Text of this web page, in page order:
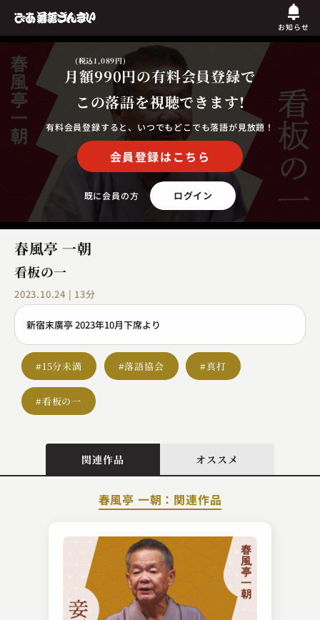
お知らせ
月額990円
(税込1,089円)
の有料会員登録で
この落語を視聴できます!
有料会員登録すると、いつでもどこでも落語が見放題！
会員登録はこちら
既に会員の方 ログイン
春風亭 一朝
看板の一
2023.10.24 | 13分
新宿末廣亭 2023年10月下席より
#15分未満 #落語協会 #真打
#看板の一
関連作品 オススメ
春風亭 一朝：関連作品